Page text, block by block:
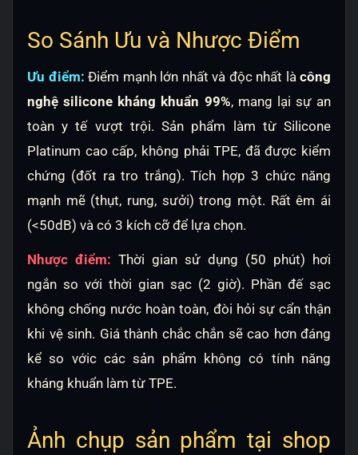
So Sánh Ưu và Nhược Điểm
Ưu điểm: Điểm mạnh lớn nhất và độc nhất là công
nghệ silicone kháng khuẩn 99%, mang lại sự an
toàn y tế vượt trội. Sản phẩm làm từ Silicone
Platinum cao cấp, không phải TPE, đã được kiểm
chứng (đốt ra tro trắng). Tích hợp 3 chức năng
mạnh mẽ (thụt, rung, sưởi) trong một. Rất êm ái
(<50dB) và có 3 kích cỡ để lựa chọn.
Nhược điểm: Thời gian sử dụng (50 phút) hơi
ngắn so với thời gian sạc (2 giờ). Phần đế sạc
không chống nước hoàn toàn, đòi hỏi sự cẩn thận
khi vệ sinh. Giá thành chắc chắn sẽ cao hơn đáng
kể so vớic các sản phẩm không có tính năng
kháng khuẩn làm từ TPE.
Ảnh chụp sản phẩm tại shop